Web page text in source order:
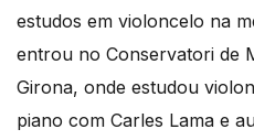
estudos em violoncelo na
entrou no Conservatori de
Girona, onde estudou
piano com Carles Lama e